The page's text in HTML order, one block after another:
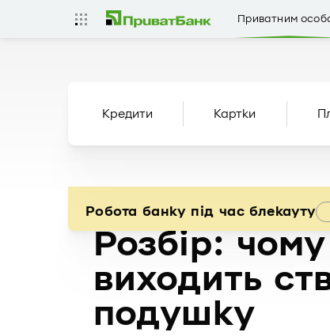
Приватним
Кредити Картки
Робота банку під час блекауту
Розбір:
виходить
подушку